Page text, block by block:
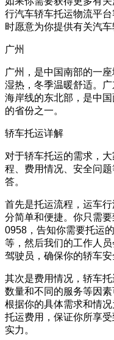
行汽车轿车托运物流平
时愿意为你提供有关汽车
广州
广州，是中国南部的一
湿热，冬季温暖舒适。
海岸线的东北部，是中
的省份之一。
轿车托运详解
对于轿车托运的需求，
程、费用情况、安全问
答。
首先是托运流程，运车
分简单和便捷。你只需
0958，告知你需要托运
等，然后我们的工作人
驾驶员，确保你的轿车安
其次是费用情况，轿车
数量和不同的服务等因
根据你的具体需求和情
托运费用，保证你所享
实力。